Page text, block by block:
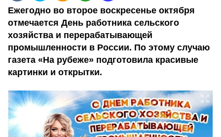
Ежегодно во второе воскресенье октября
отмечается День работника сельского
хозяйства и перерабатывающей
промышленности в России. По этому случаю
газета «На рубеже» подготовила красивые
картинки и открытки.